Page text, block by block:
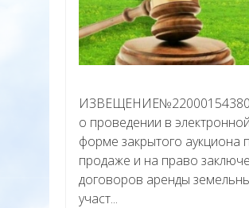
о проведении в электронной
форме закрытого аукциона
продаже и на право
договоров аренды
участ...